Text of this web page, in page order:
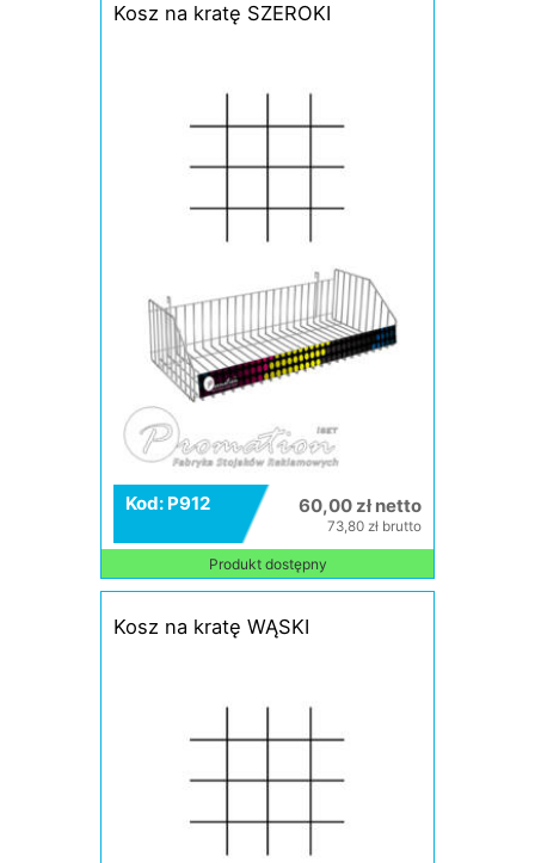
Kosz na kratę SZEROKI
Kod: P912 60,00 zł netto
73,80 zł brutto
Produkt dostępny
Kosz na kratę WĄSKI